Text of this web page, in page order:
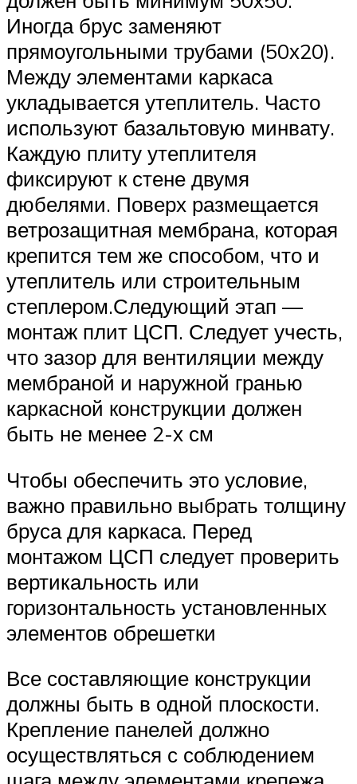
Иногда брус заменяют
прямоугольными трубами (50х20).
Между элементами каркаса
укладывается утеплитель. Часто
используют базальтовую минвату.
Каждую плиту утеплителя
фиксируют к стене двумя
дюбелями. Поверх размещается
ветрозащитная мембрана, которая
крепится тем же способом, что и
утеплитель или строительным
степлером.Следующий этап —
монтаж плит ЦСП. Следует учесть,
что зазор для вентиляции между
мембраной и наружной гранью
каркасной конструкции должен
быть не менее 2-х см
Чтобы обеспечить это условие,
важно правильно выбрать толщину
бруса для каркаса. Перед
монтажом ЦСП следует проверить
вертикальность или
горизонтальность установленных
элементов обрешетки
Все составляющие конструкции
должны быть в одной плоскости.
Крепление панелей должно
осуществляться с соблюдением